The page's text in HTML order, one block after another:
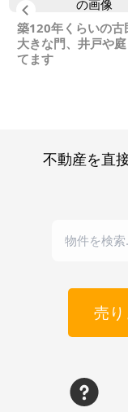
Previous
築120年くらいの古
大きな門、井戸や
てます
不動産を直
売